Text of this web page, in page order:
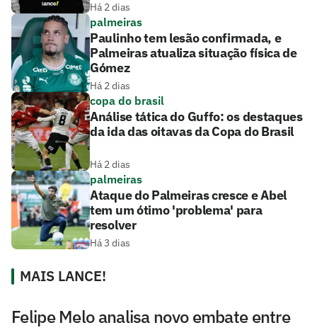
Há 2 dias
palmeiras
Paulinho tem lesão confirmada, e
Palmeiras atualiza situação física de
Gómez
Há 2 dias
copa do brasil
Análise tática do Guffo: os destaques
da ida das oitavas da Copa do Brasil
Há 2 dias
palmeiras
Ataque do Palmeiras cresce e Abel
tem um ótimo 'problema' para
resolver
Há 3 dias
MAIS LANCE!
Felipe Melo analisa novo embate entre